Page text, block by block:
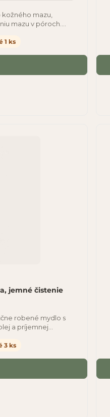
mazu,
mazu v póroch.
1 ks
jemné čistenie
robené mydlo s
a príjemnej
3 ks